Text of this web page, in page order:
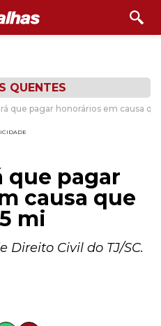
QUENTES
que pagar honorários em causa
que pagar
causa que
mi
Direito Civil do TJ/SC.